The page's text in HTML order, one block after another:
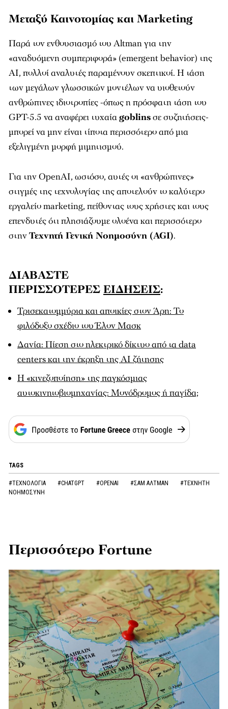
Μεταξύ Καινοτομίας και Marketing
Παρά τον ενθουσιασμό του Altman για την
«αναδυόμενη συμπεριφορά» (emergent behavior) της
AI, πολλοί αναλυτές παραμένουν σκεπτικοί. Η τάση
των μεγάλων γλωσσικών μοντέλων να υιοθετούν
ανθρώπινες ιδιοτροπίες -όπως η πρόσφατη τάση του
GPT-5.5 να αναφέρει τυχαίαgoblinsσε συζητήσεις-
μπορεί να μην είναι τίποτα περισσότερο από μια
εξελιγμένη μορφή μιμητισμού.
Για την OpenAI, ωστόσο, αυτές οι «ανθρώπινες»
στιγμές της τεχνολογίας της αποτελούν το καλύτερο
εργαλείο marketing, πείθοντας τους χρήστες και τους
επενδυτές ότι πλησιάζουμε ολοένα και περισσότερο
στηνΤεχνητή Γενική Νοημοσύνη (AGI).
ΔΙΑΒΑΣΤΕ
ΠΕΡΙΣΣΟΤΕΡΕΣ ΕΙΔΗΣΕΙΣ:
Τρισεκατομμύρια και αποικίες στον Άρη: Το
φιλόδοξο σχέδιο του Έλον Μασκ
Δανία: Πίεση στο ηλεκτρικό δίκτυο από τα data
centers και την έκρηξη της AI ζήτησης
Η «κινεζοποίηση» της παγκόσμιας
αυτοκινητοβιομηχανίας: Μονόδρομος ή παγίδα;
TAGS
#ΤΕΧΝΟΛΟΓΙΑ #CHATGPT #OPENAI #ΣΑΜ ΑΛΤΜΑΝ
#ΤΕΧΝΗΤΗ
ΝΟΗΜΟΣΥΝΗ
Περισσότερο Fortune